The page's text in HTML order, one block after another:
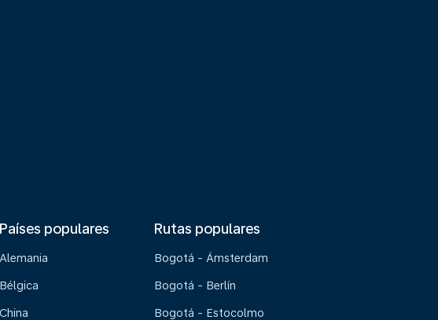
Países populares
Alemania
Bélgica
China
Rutas populares
Bogotá - Ámsterdam
Bogotá - Berlín
Bogotá - Estocolmo